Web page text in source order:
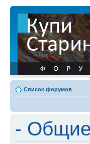
Список форумов
-